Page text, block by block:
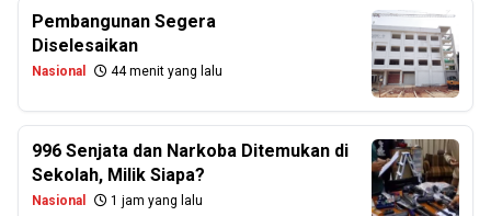
Pembangunan Segera
Diselesaikan
Nasional 44 menit yang lalu
996 Senjata dan Narkoba Ditemukan di
Sekolah, Milik Siapa?
Nasional 1 jam yang lalu